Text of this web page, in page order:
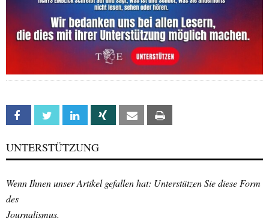
Facebook Twitter Linkedin Xing Email
UNTERSTÜTZUNG
Wenn Ihnen unser Artikel gefallen hat: Unterstützen Sie diese Form
des
Journalismus.